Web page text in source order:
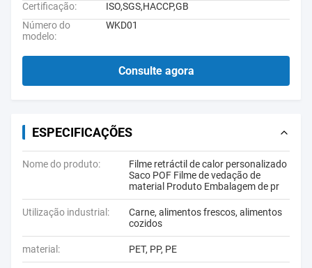
Certificação:
ISO,SGS,HACCP,GB
Número do
modelo:
WKD01
Consulte agora
ESPECIFICAÇÕES
Nome do produto:
Filme retráctil de calor personalizado
Saco POF Filme de vedação de
material Produto Embalagem de pr
Utilização industrial:
Carne, alimentos frescos, alimentos
cozidos
material: PET, PP, PE